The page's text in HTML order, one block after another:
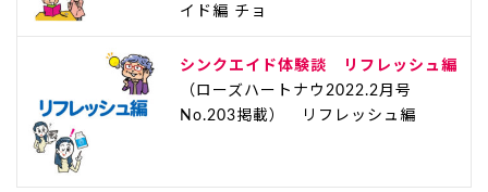
イド編 チョ
シンクエイド体験談 リフレッシュ編
（ローズハートナウ2022.2月号
No.203掲載） リフレッシュ編